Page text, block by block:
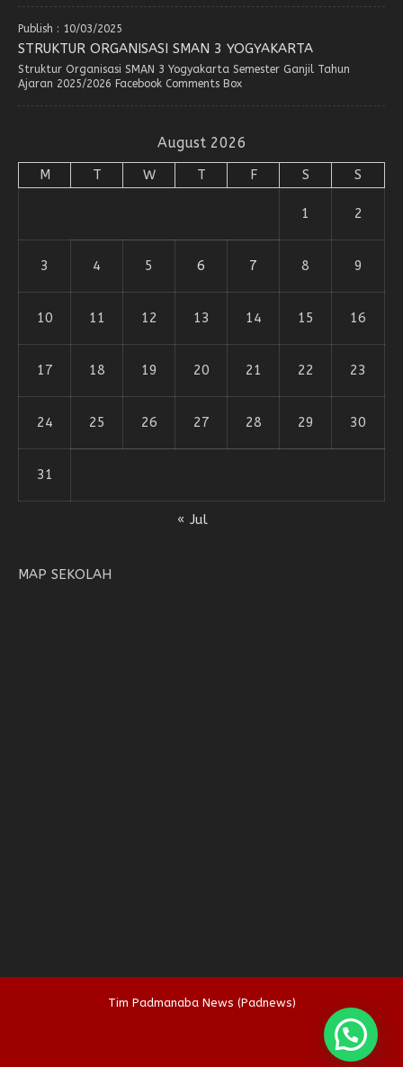
Publish : 10/03/2025
STRUKTUR ORGANISASI SMAN 3 YOGYAKARTA
Struktur Organisasi SMAN 3 Yogyakarta Semester Ganjil Tahun
Ajaran 2025/2026 Facebook Comments Box
August 2026
M T W T F S S
1 2
3 4 5 6 7 8 9
10 11 12 13 14 15 16
17 18 19 20 21 22 23
24 25 26 27 28 29 30
31
« Jul
MAP SEKOLAH
Tim Padmanaba News (Padnews)